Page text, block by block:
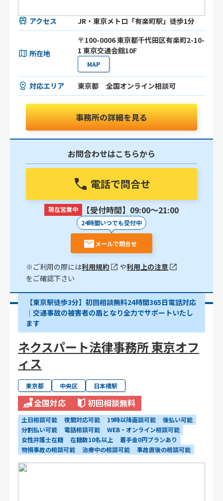
アクセス JR・東京メトロ「有楽町駅」徒歩1分
所在地
〒100-0006 東京都千代田区有楽町2-10-
1 東京交通会館10F
MAP
対応エリア 東京都 全国オンライン相談可
事務所の詳細を見る
お問合わせはこちらから
電話で問合せ
現在営業中 【受付時間】09:00〜21:00
24時間いつでも受付中
メールで問合せ
※ご利用の際には利用規約 や利用上の注意
をご確認下さい
【東京駅徒歩3分】初回相談無料24時間365日電話対応
｜交通事故の被害者の盾となり全力でサポートいたし
ます
ネクスパート法律事務所 東京オフ
ィス
東京都 中央区 日本橋駅
全国対応 初回相談無料
土日相談可能 夜間対応可能 19時以降面談可能
後払い可能
分割払い可能
電話相談可能
WEB・オンライン相談可能
女性弁護士在籍
在籍数10名以上
着手金0円プランあり
物損事故の相談可能
治療中の相談可能 事故直後の相談可能